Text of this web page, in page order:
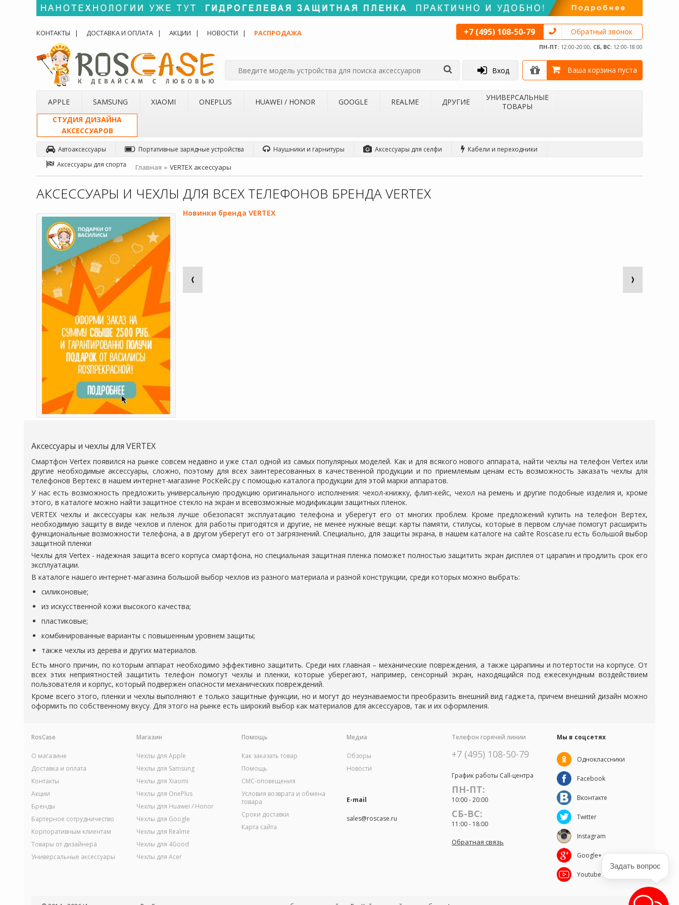
КОНТАКТЫ ДОСТАВКА И ОПЛАТА АКЦИИ НОВОСТИ РАСПРОДАЖА +7 (495) 108-50-79 Обратный звонок
ПН-ПТ: 12:00-20:00, СБ, ВС: 12:00-18:00
Вход Ваша корзина пуста
APPLE SAMSUNG XIAOMI ONEPLUS HUAWEI / HONOR GOOGLE REALME ДРУГИЕ
УНИВЕРСАЛЬНЫЕ
ТОВАРЫ
СТУДИЯ ДИЗАЙНА
АКСЕССУАРОВ
Автоаксессуары Портативные зарядные устройства Наушники и гарнитуры Аксессуары для селфи
Кабели и переходники
Аксессуары для спорта
Главная VERTEX аксессуары
АКСЕССУАРЫ И ЧЕХЛЫ ДЛЯ ВСЕХ ТЕЛЕФОНОВ БРЕНДА VERTEX
Новинки бренда VERTEX
Аксессуары и чехлы для VERTEX
Смартфон Vertex появился на рынке совсем недавно и уже стал одной из самых популярных моделей. Как и для всякого нового аппарата, найти чехлы на телефон Vertex или
другие необходимые аксессуары, сложно, поэтому для всех заинтересованных в качественной продукции и по приемлемым ценам есть возможность заказать чехлы для
телефонов Вертекс в нашем интернет-магазине РосКейс.ру с помощью каталога продукции для этой марки аппаратов.
У нас есть возможность предложить универсальную продукцию оригинального исполнения: чехол-книжку, флип-кейс, чехол на ремень и другие подобные изделия и, кроме
этого, в каталоге можно найти защитное стекло на экран и всевозможные модификации защитных пленок.
VERTEX чехлы и аксессуары как нельзя лучше обезопасят эксплуатацию телефона и уберегут его от многих проблем. Кроме предложенийкупить на телефон Вертех,
необходимую защиту в виде чехлов и пленок для работы пригодятся и другие, не менее нужные вещи: карты памяти, стилусы, которые в первом случае помогут расширить
функциональные возможности телефона, а в другом уберегут его от загрязнений. Специально, для защиты экрана, в нашем каталоге на сайте Roscase.ru есть большой выбор
защитной пленки
Чехлы для Vertex- надежная защита всего корпуса смартфона, но специальная защитная пленка поможет полностью защитить экран дисплея от царапин и продлить срок его
эксплуатации.
В каталоге нашего интернет-магазина большой выбор чехлов из разного материала и разной конструкции, среди которых можно выбрать:
силиконовые;
из искусственной кожи высокого качества;
пластиковые;
комбинированные варианты с повышенным уровнем защиты;
также чехлы из дерева и других материалов.
Есть много причин, по которым аппарат необходимо эффективно защитить. Среди них главная – механические повреждения, а также царапины и потертости на корпусе. От
всех этих неприятностей защитить телефон помогут чехлы и пленки, которые уберегают, например, сенсорный экран, находящийся под ежесекундным воздействием
пользователя и корпус, который подвержен опасности механических повреждений.
Кроме всего этого, пленки и чехлы выполняют е только защитные функции, но и могут до неузнаваемости преобразить внешний вид гаджета, причем внешний дизайн можно
оформить по собственному вкусу. Для этого на рынке есть широкий выбор как материалов для аксессуаров, так и их оформления.
RosCase
О магазине
Доставка и оплата
Контакты
Акции
Бренды
Бартерное сотрудничество
Корпоративным клиентам
Товары от дизайнера
Универсальные аксессуары
Магазин
Чехлы для Apple
Чехлы для Samsung
Чехлы для Xiaomi
Чехлы для OnePlus
Чехлы для Huawei / Honor
Чехлы для Google
Чехлы для Realme
Чехлы для 4Good
Чехлы для Acer
Помощь
Как заказать товар
Помощь
СМС-оповещения
Условия возврата и обмена
товара
Сроки доставки
Карта сайта
Медиа
Обзоры
Новости
E-mail
sales@roscase.ru
Телефон горячей линии
+7 (495) 108-50-79
График работы Call-центра
ПН-ПТ:
10:00 - 20:00
СБ-ВС:
11:00 - 18:00
Обратная связь
Мы в соцсетях
Одноклассники
Facebook
Вконтакте
Twitter
Instagram
Google+
Youtube
Задать вопрос